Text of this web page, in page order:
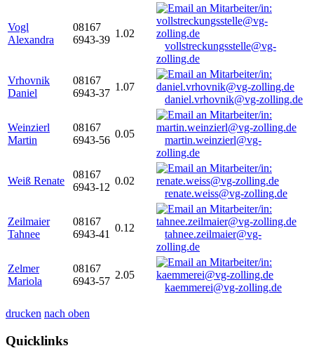
Vogl
Alexandra
08167
6943-39
1.02
vollstreckungsstelle@vg-
zolling.de
Vrhovnik
Daniel
08167
6943-37
1.07
daniel.vrhovnik@vg-zolling.de
Weinzierl
Martin
08167
6943-56
0.05
martin.weinzierl@vg-
zolling.de
Weiß Renate
08167
6943-12
0.02
renate.weiss@vg-zolling.de
Zeilmaier
Tahnee
08167
6943-41
0.12
tahnee.zeilmaier@vg-
zolling.de
Zelmer
Mariola
08167
6943-57
2.05
kaemmerei@vg-zolling.de
drucken nach oben
Quicklinks